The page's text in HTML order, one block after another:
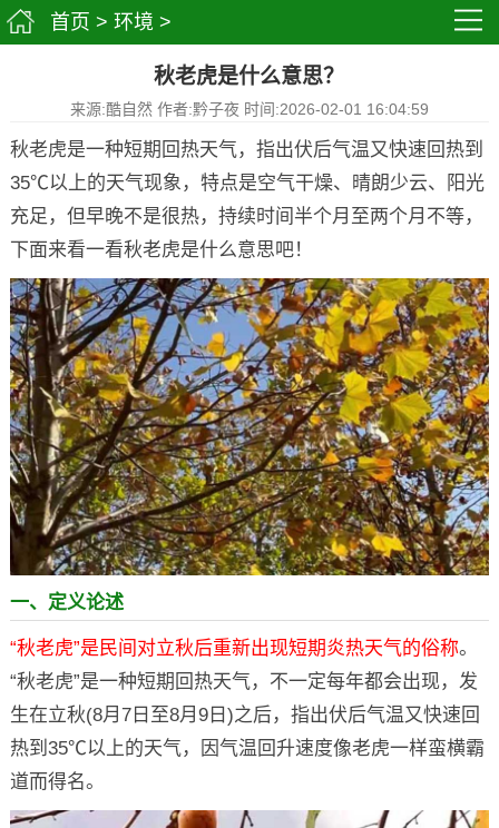
首页 > 环境 >
秋老虎是什么意思？
来源:酷自然 作者:黔子夜 时间:2026-02-01 16:04:59
秋老虎是一种短期回热天气，指出伏后气温又快速回热到
35℃以上的天气现象，特点是空气干燥、晴朗少云、阳光
充足，但早晚不是很热，持续时间半个月至两个月不等，
下面来看一看秋老虎是什么意思吧！
一、定义论述
“秋老虎”是民间对立秋后重新出现短期炎热天气的俗称。
“秋老虎”是一种短期回热天气，不一定每年都会出现，发
生在立秋(8月7日至8月9日)之后，指出伏后气温又快速回
热到35℃以上的天气，因气温回升速度像老虎一样蛮横霸
道而得名。